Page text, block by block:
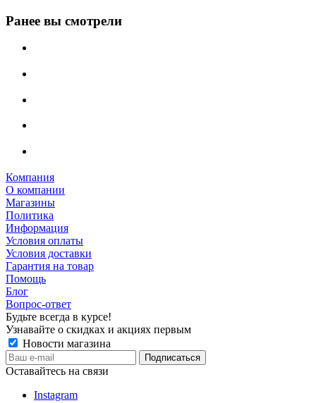
Ранее вы смотрели
Компания
О компании
Магазины
Политика
Информация
Условия оплаты
Условия доставки
Гарантия на товар
Помощь
Блог
Вопрос-ответ
Будьте всегда в курсе!
Узнавайте о скидках и акциях первым
Новости магазина
Оставайтесь на связи
Instagram